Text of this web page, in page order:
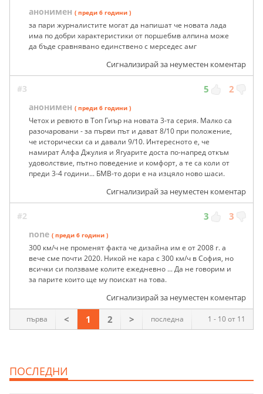
анонимен ( преди 6 години )
за пари журналистите могат да напишат че новата лада
има по добри характеристики от поршебмв алпина може
да бъде сравнявано единствено с мерседес амг
Сигнализирай за неуместен коментар
#3 5 2
анонимен ( преди 6 години )
Четох и ревюто в Топ Гиър на новата 3-та серия. Малко са
разочаровани - за първи път и дават 8/10 при положение,
че исторически са и давали 9/10. Интересното е, че
намират Алфа Джулия и Ягуарите доста по-напред откъм
удоволствие, пътно поведение и комфорт, а те са коли от
преди 3-4 години... БМВ-то дори е на изцяло ново шаси.
Сигнализирай за неуместен коментар
#2 3 3
none ( преди 6 години )
300 км/ч не променят факта че дизайна им е от 2008 г. а
вече сме почти 2020. Никой не кара с 300 км/ч в София, но
всички си ползваме колите ежедневно ... Да не говорим и
за парите които ще му поискат на това.
Сигнализирай за неуместен коментар
1 - 10 от 11
първа < 1 2 > последна
ПОСЛЕДНИ